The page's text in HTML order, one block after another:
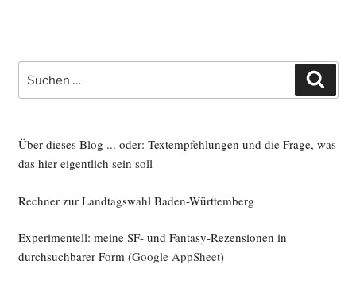
nach:
Über dieses Blog ... oder: Textempfehlungen und die Frage, was
das hier eigentlich sein soll
Rechner zur Landtagswahl Baden-Württemberg
Experimentell: meine SF- und Fantasy-Rezensionen in
durchsuchbarer Form(Google AppSheet)